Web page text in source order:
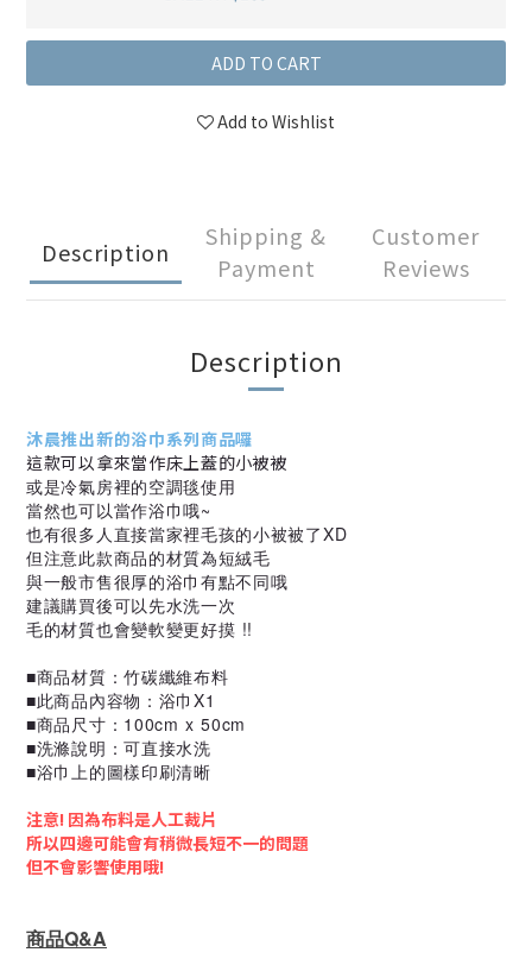
ADD TO CART
Add to Wishlist
Description
Shipping &
Payment
Customer
Reviews
Description
沐晨推出新的浴巾系列商品囉
這款可以拿來當作床上蓋的小被被
或是冷氣房裡的空調毯使用
當然也可以當作浴巾哦~
也有很多人直接當家裡毛孩的小被被了XD
但注意此款商品的材質為短絨毛
與一般市售很厚的浴巾有點不同哦
建議購買後可以先水洗一次
毛的材質也會變軟變更好摸 !!
■商品材質：竹碳纖維布料
■此商品內容物：浴巾X1
■商品尺寸：100cm x 50cm
■洗滌說明：可直接水洗
■浴巾上的圖樣印刷清晰
注意! 因為布料是人工裁片
所以四邊可能會有稍微長短不一的問題
但不會影響使用哦!
商品Q&A